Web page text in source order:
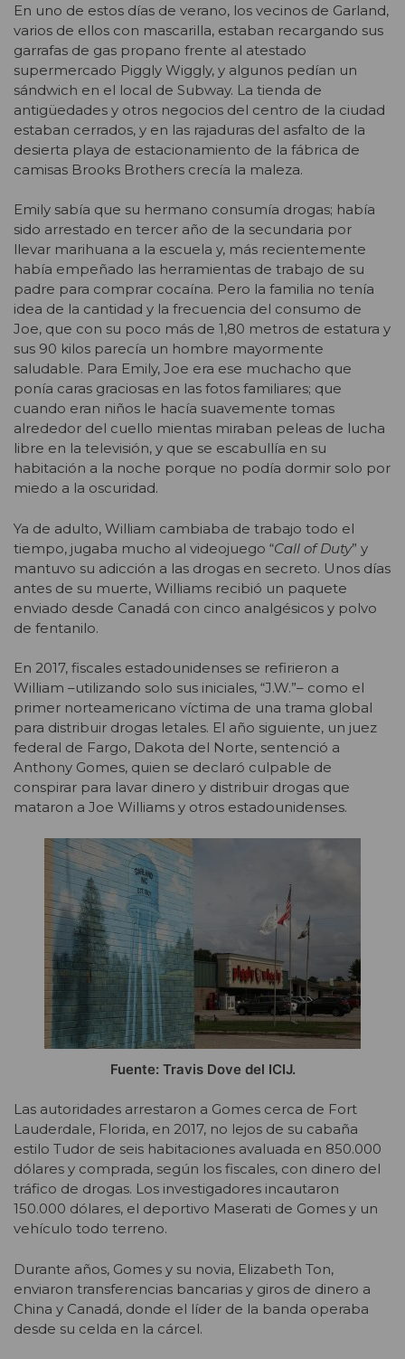
En uno de estos días de verano, los vecinos de Garland,
varios de ellos con mascarilla, estaban recargando sus
garrafas de gas propano frente al atestado
supermercado Piggly Wiggly, y algunos pedían un
sándwich en el local de Subway. La tienda de
antigüedades y otros negocios del centro de la ciudad
estaban cerrados, y en las rajaduras del asfalto de la
desierta playa de estacionamiento de la fábrica de
camisas Brooks Brothers crecía la maleza.
Emily sabía que su hermano consumía drogas; había
sido arrestado en tercer año de la secundaria por
llevar marihuana a la escuela y, más recientemente
había empeñado las herramientas de trabajo de su
padre para comprar cocaína. Pero la familia no tenía
idea de la cantidad y la frecuencia del consumo de
Joe, que con su poco más de 1,80 metros de estatura y
sus 90 kilos parecía un hombre mayormente
saludable. Para Emily, Joe era ese muchacho que
ponía caras graciosas en las fotos familiares; que
cuando eran niños le hacía suavemente tomas
alrededor del cuello mientas miraban peleas de lucha
libre en la televisión, y que se escabullía en su
habitación a la noche porque no podía dormir solo por
miedo a la oscuridad.
Ya de adulto, William cambiaba de trabajo todo el
tiempo, jugaba mucho al videojuego “Call of Duty” y
mantuvo su adicción a las drogas en secreto. Unos días
antes de su muerte, Williams recibió un paquete
enviado desde Canadá con cinco analgésicos y polvo
de fentanilo.
En 2017, fiscales estadounidenses se refirieron a
William –utilizando solo sus iniciales, “J.W.”– como el
primer norteamericano víctima de una trama global
para distribuir drogas letales. El año siguiente, un juez
federal de Fargo, Dakota del Norte, sentenció a
Anthony Gomes, quien se declaró culpable de
conspirar para lavar dinero y distribuir drogas que
mataron a Joe Williams y otros estadounidenses.
Fuente: Travis Dove del ICIJ.
Las autoridades arrestaron a Gomes cerca de Fort
Lauderdale, Florida, en 2017, no lejos de su cabaña
estilo Tudor de seis habitaciones avaluada en 850.000
dólares y comprada, según los fiscales, con dinero del
tráfico de drogas. Los investigadores incautaron
150.000 dólares, el deportivo Maserati de Gomes y un
vehículo todo terreno.
Durante años, Gomes y su novia, Elizabeth Ton,
enviaron transferencias bancarias y giros de dinero a
China y Canadá, donde el líder de la banda operaba
desde su celda en la cárcel.